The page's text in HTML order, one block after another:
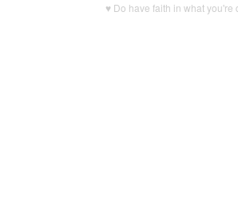
♥ Do have faith in what you're